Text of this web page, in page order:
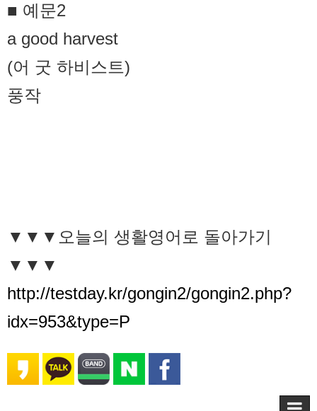
■ 예문2
a good harvest
(어 굿 하비스트)
풍작
▼▼▼오늘의 생활영어로 돌아가기
▼▼▼
http://testday.kr/gongin2/gongin2.php?
idx=953&type=P